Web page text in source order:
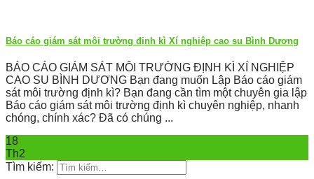
Báo cáo giám sát môi trường định kì Xí nghiệp cao su Bình Dương
BÁO CÁO GIÁM SÁT MÔI TRƯỜNG ĐỊNH KÌ XÍ NGHIỆP
CAO SU BÌNH DƯƠNG Bạn đang muốn Lập Báo cáo giám
sát môi trường định kì? Bạn đang cần tìm một chuyên gia lập
Báo cáo giám sát môi trường định kì chuyên nghiệp, nhanh
chóng, chính xác? Đã có chúng ...
18
Th2
Tìm kiếm: